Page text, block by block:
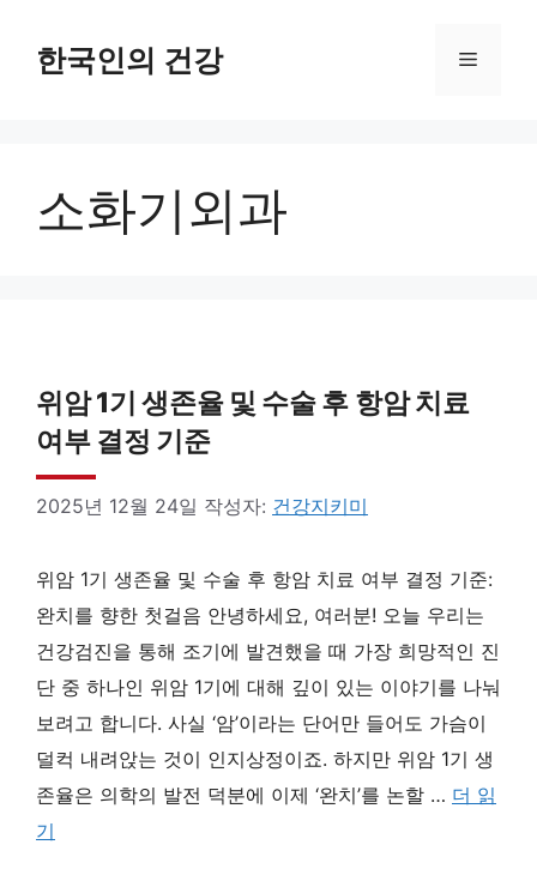
한국인의 건강 메
소화기외과
위암 1기 생존율 및 수술 후 항암 치료
여부 결정 기준
2025년 12월 24일 작성자: 건강지키미
위암 1기 생존율 및 수술 후 항암 치료 여부 결정 기준:
완치를 향한 첫걸음 안녕하세요, 여러분! 오늘 우리는
건강검진을 통해 조기에 발견했을 때 가장 희망적인 진
단 중 하나인 위암 1기에 대해 깊이 있는 이야기를 나눠
보려고 합니다. 사실 ‘암’이라는 단어만 들어도 가슴이
덜컥 내려앉는 것이 인지상정이죠. 하지만 위암 1기 생
존율은 의학의 발전 덕분에 이제 ‘완치’를 논할 … 더 읽
기